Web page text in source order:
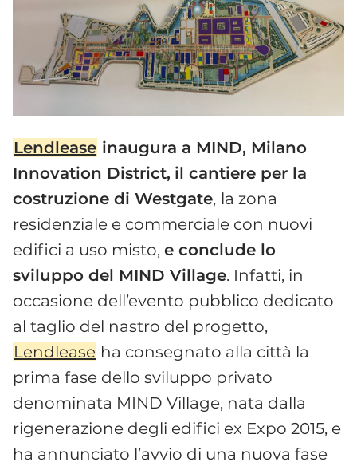
Lendlease inaugura a MIND, Milano
Innovation District, il cantiere per la
costruzione di Westgate, la zona
residenziale e commerciale con nuovi
edifici a uso misto, e conclude lo
sviluppo del MIND Village. Infatti, in
occasione dell’evento pubblico dedicato
al taglio del nastro del progetto,
Lendlease ha consegnato alla città la
prima fase dello sviluppo privato
denominata MIND Village, nata dalla
rigenerazione degli edifici ex Expo 2015, e
ha annunciato l’avvio di una nuova fase